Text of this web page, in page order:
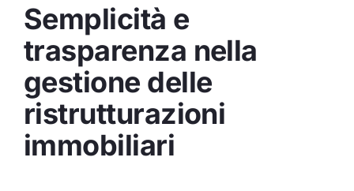
Semplicità e
trasparenza nella
gestione delle
ristrutturazioni
immobiliari